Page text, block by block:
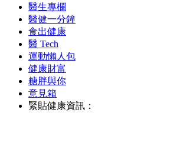
醫生專欄
醫健一分鐘
食出健康
醫 Tech
運動懶人包
健康財富
糖胖與你
意見箱
緊貼健康資訊：